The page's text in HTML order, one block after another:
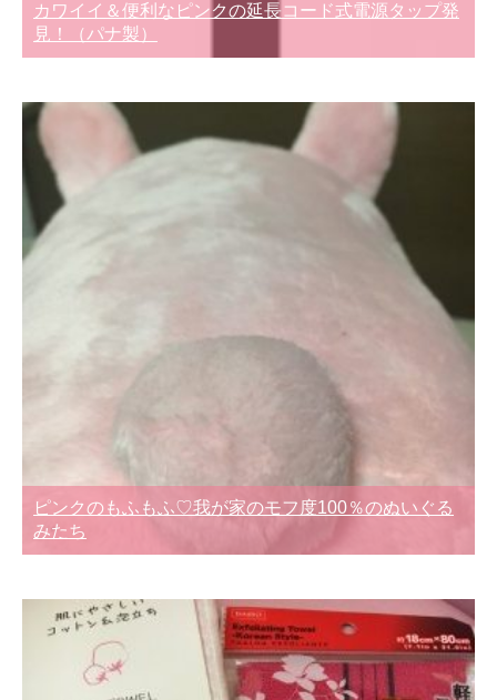
カワイイ＆便利なピンクの延長コード式電源タップ発
見！（パナ製）
ピンクのもふもふ♡我が家のモフ度100％のぬいぐる
みたち